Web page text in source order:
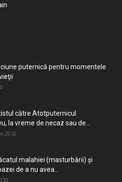
puternică pentru momentele
către Atotputernicul
la vreme de necaz sau de...
2010
malahiei (masturbării) şi
de a nu avea...